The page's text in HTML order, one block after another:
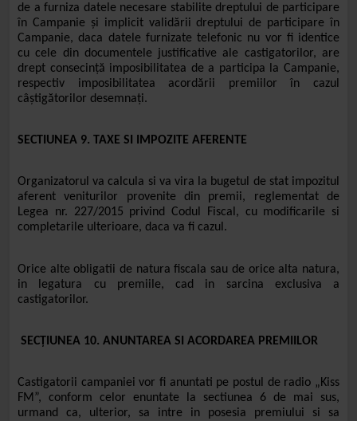
de a furniza datele necesare stabilite dreptului de participare
în Campanie și implicit validării dreptului de participare în
Campanie, daca datele furnizate telefonic nu vor fi identice
cu cele din documentele justificative ale castigatorilor, are
drept consecință imposibilitatea de a participa la Campanie,
respectiv imposibilitatea acordării premiilor în cazul
câștigătorilor desemnați.
SECTIUNEA 9. TAXE SI IMPOZITE AFERENTE
Organizatorul va calcula si va vira la bugetul de stat impozitul
aferent veniturilor provenite din premii, reglementat de
Legea nr. 227/2015 privind Codul Fiscal, cu modificarile si
completarile ulterioare, daca va fi cazul.
Orice alte obligatii de natura fiscala sau de orice alta natura,
in legatura cu premiile, cad in sarcina exclusiva a
castigatorilor.
SECŢIUNEA 10. ANUNTAREA SI ACORDAREA PREMIILOR
Castigatorii campaniei vor fi anuntati pe postul de radio „Kiss
FM”, conform celor enuntate la sectiunea 6 de mai sus,
urmand ca, ulterior, sa intre in posesia premiului si sa